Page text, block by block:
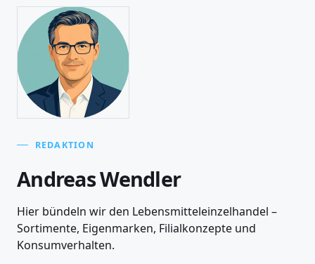
REDAKTION
Andreas Wendler
Hier bündeln wir den Lebensmitteleinzelhandel –
Sortimente, Eigenmarken, Filialkonzepte und
Konsumverhalten.